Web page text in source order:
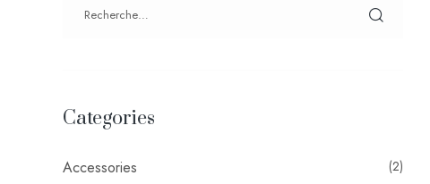
Categories
Accessories (2)